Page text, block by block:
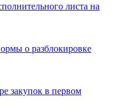
листа на
о разблокировке
закупок в первом